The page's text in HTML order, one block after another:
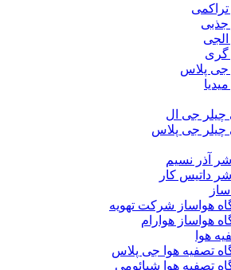
تراکمی
جذبی
الجی
گری
جی پلاس
چیلر جی ال
چیلر جی پلاس
آذر نسیم
داتیس کار
هواساز شرکت تهویه
هواساز هوارام
هوا
تصفیه هوا جی پلاس
تصفیه هوا شیائومی